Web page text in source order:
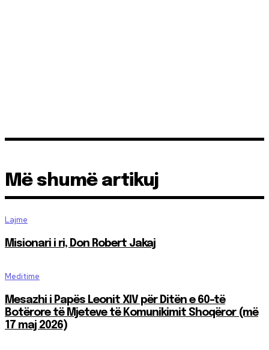
Më shumë artikuj
Lajme
Misionari i ri, Don Robert Jakaj
Meditime
Mesazhi i Papës Leonit XIV për Ditën e 60-të
Botërore të Mjeteve të Komunikimit Shoqëror (më
17 maj 2026)